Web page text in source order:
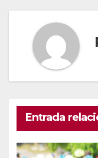
Entrada